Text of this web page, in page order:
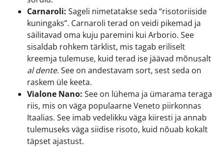
Carnaroli: Sageli nimetatakse seda “risotoriiside
kuningaks”. Carnaroli terad on veidi pikemad ja
säilitavad oma kuju paremini kui Arborio. See
sisaldab rohkem tärklist, mis tagab eriliselt
kreemja tulemuse, kuid terad ise jäävad mõnusalt
al dente. See on andestavam sort, sest seda on
raskem üle keeta.
Vialone Nano: See on lühema ja ümarama teraga
riis, mis on väga populaarne Veneto piirkonnas
Itaalias. See imab vedelikku väga kiiresti ja annab
tulemuseks väga siidise risoto, kuid nõuab kokalt
täpset ajastust.